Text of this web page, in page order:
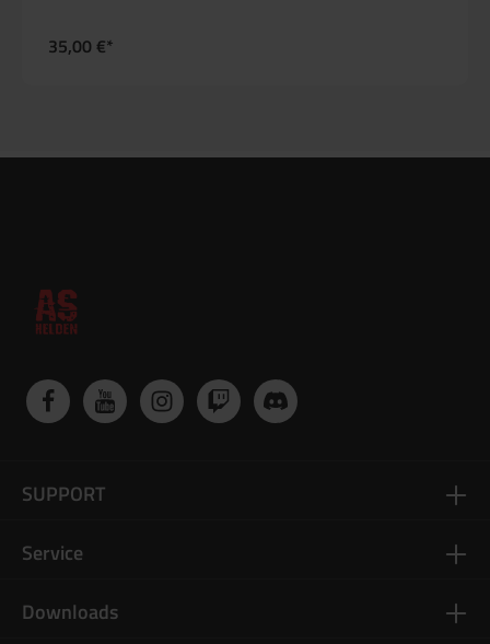
35,00 €*
SUPPORT
Service
Downloads